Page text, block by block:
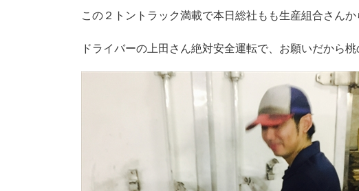
この２トントラック満載で本日総社もも生産組合さん
ドライバーの上田さん絶対安全運転で、お願いだから